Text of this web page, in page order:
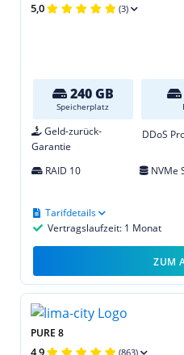
5,0 (3)
240 GB
Speicherplatz
Geld-zurück-
Garantie
DDoS
RAID 10
NVMe
Vertragslaufzeit: 1 Monat
Tarifdetails
ZUM
PURE 8
4,9 (863)